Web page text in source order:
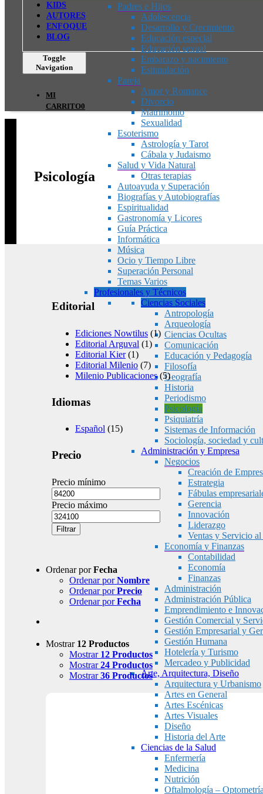
Padres e Hijos
Adolescencia
Desarrollo y Crecimiento
Educación especial
Educación sexual
Embarazo y nacimiento
Estimulación
Pareja
Amor y Romance
Divorcio
Matrimonio
Sexualidad
Esoterismo
Astrología y Tarot
Cábala y Judaismo
Salud y Vida Natural
Otras terapias
Autoayuda y Superación
Biografías y Autobiografías
Espiritualidad
Gastronomía y Licores
Guía Práctica
Informática
Música
Ocio y Tiempo Libre
Superación Personal
Temas Varios
Profesionales y Técnicos
Ciencias Sociales
Antropología
Arqueología
Ciencias Ocultas
Comunicación
Educación y Pedagogía
Filosofía
Geografía
Historia
Periodismo
Psicología
Psiquiatría
Sistemas de Información
Sociología, sociedad y
Administración y Empresa
Negocios
Creación de
Estrategia
Fábulas
Gerencia
Innovación
Liderazgo
Ventas y Servicio
Economía y Finanzas
Contabilidad
Economía
Finanzas
Administración
Administración Pública
Emprendimiento e
Gestión Comercial y
Gestión Empresarial y
Gestión Humana
Hotelería y Turismo
Mercadeo y Publicidad
Arte, Arquitectura, Diseño
Arquitectura y Urbanismo
Artes en General
Artes Escénicas
Artes Visuales
Diseño
Historia del Arte
Ciencias de la Salud
Enfermería
Medicina
Nutrición
Oftalmología – Optometría
KIDS
AUTORES
ENFOQUE
BLOG
Toggle
Navigation
MI
CARRITO0
Psicología
Editorial
Ediciones Nowtilus (1)
Editorial Arguval (1)
Editorial Kier (1)
Editorial Milenio (7)
Milenio Publicaciones (5)
Idiomas
Español (15)
Precio
Precio mínimo
Precio máximo
Filtrar
Ordenar porFecha
Ordenar porNombre
Ordenar porPrecio
Ordenar porFecha
Mostrar 12 Productos
Mostrar 12 Productos
Mostrar24 Productos
Mostrar36 Productos